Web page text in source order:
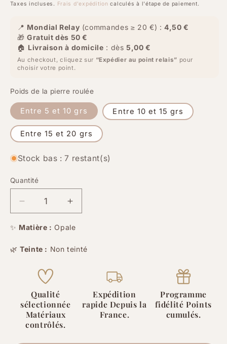
habituel
Taxes incluses. Frais d'expédition calculés à l'étape de paiement.
📍 Mondial Relay (commandes ≥ 20 €) :4,50 €
🎁Gratuit dès 50 €
🏠 Livraison à domicile : dès5,00 €
Au checkout, cliquez sur “Expédier au point relais” pour
choisir votre point.
Poids de la pierre roulée
Entre 5 et 10 grs Entre 10 et 15 grs
Entre 15 et 20 grs
Stock bas : 7 restant(s)
Quantité
Quantité
Réduire
la
quantité
Opale
Andes
grade
A
Pérou
Augmenter
la
quantité
Opale
grade
A
✨ Matière : Opale
🌿Teinte : Non teinté
Qualité
sélectionnée
Matériaux
contrôlés.
Expédition
rapide Depuis la
France.
Programme
fidélité Points
cumulés.